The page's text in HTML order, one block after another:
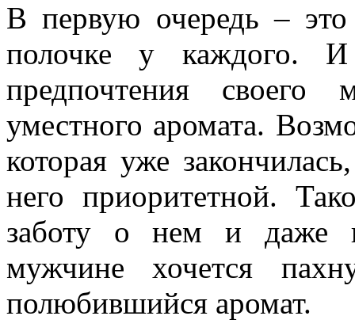
В первую очередь –
полочке у каждого.
предпочтения
уместного аромата.
которая уже
него приоритетной.
заботу о нем и даже
мужчине хочется
полюбившийся аромат.